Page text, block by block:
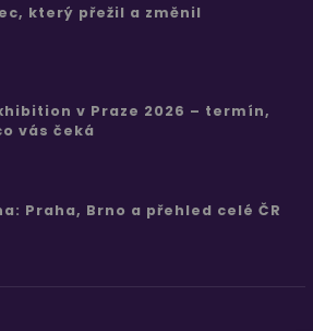
který přežil a změnil
v Praze 2026 – termín,
vás čeká
Praha, Brno a přehled celé ČR